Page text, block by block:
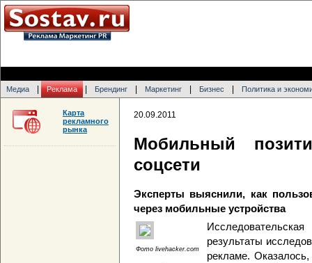
Медиа Реклама Брендинг Маркетинг Бизнес Политика и
20.09.2011
Мобильный
соцсети
Эксперты выяснили, как
через мобильные устройства
Фото livehacker.com
результаты
рекламе.
Карта
рекламного
рынка